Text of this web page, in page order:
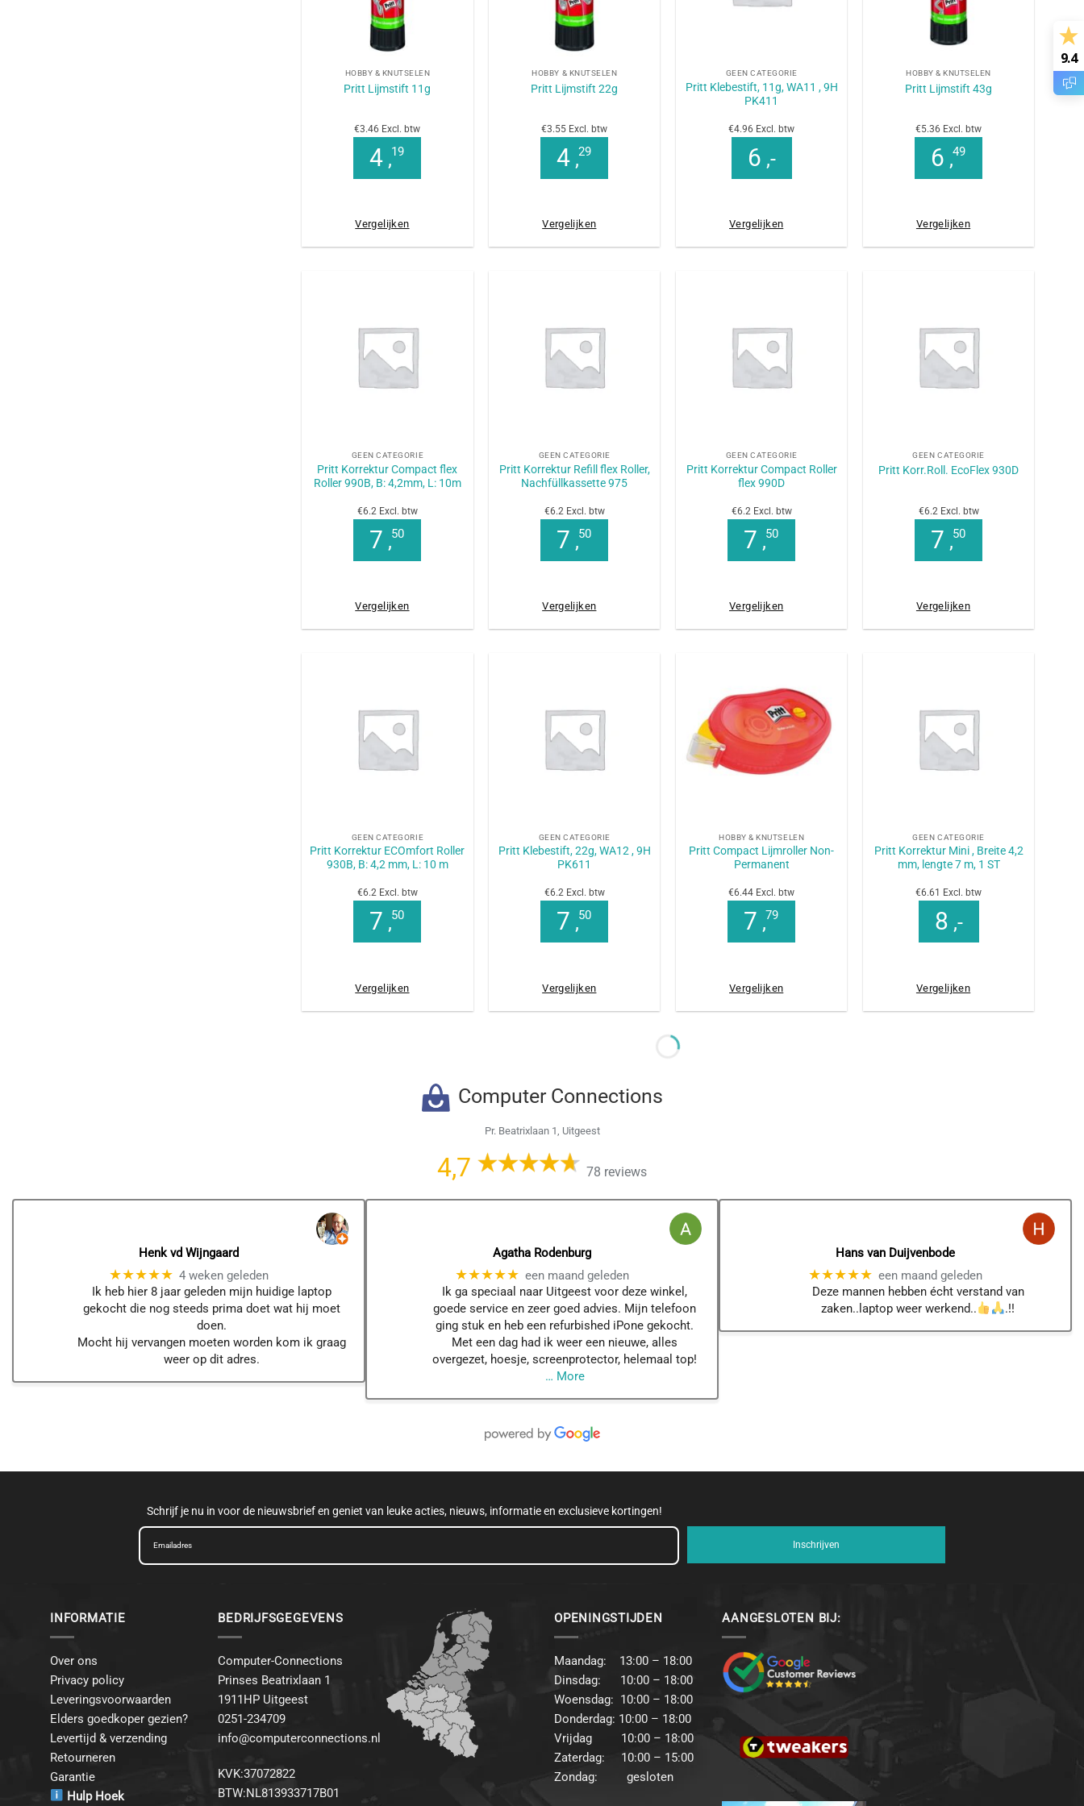
9.4
HOBBY & KNUTSELEN
Pritt Lijmstift 11g
€3.46 Excl. btw
4 ,19
Vergelijken
HOBBY & KNUTSELEN
Pritt Lijmstift 22g
€3.55 Excl. btw
4 ,29
Vergelijken
GEEN CATEGORIE
Pritt Klebestift, 11g, WA11 , 9H
PK411
€4.96 Excl. btw
6 ,-
Vergelijken
HOBBY & KNUTSELEN
Pritt Lijmstift 43g
€5.36 Excl. btw
6 ,49
Vergelijken
GEEN CATEGORIE
Pritt Korrektur Compact flex
Roller 990B, B: 4,2mm, L: 10m
€6.2 Excl. btw
7 ,50
Vergelijken
GEEN CATEGORIE
Pritt Korrektur Refill flex Roller,
Nachfüllkassette 975
€6.2 Excl. btw
7 ,50
Vergelijken
GEEN CATEGORIE
Pritt Korrektur Compact Roller
flex 990D
€6.2 Excl. btw
7 ,50
Vergelijken
GEEN CATEGORIE
Pritt Korr.Roll. EcoFlex 930D
€6.2 Excl. btw
7 ,50
Vergelijken
GEEN CATEGORIE
Pritt Korrektur ECOmfort Roller
930B, B: 4,2 mm, L: 10 m
€6.2 Excl. btw
7 ,50
Vergelijken
GEEN CATEGORIE
Pritt Klebestift, 22g, WA12 , 9H
PK611
€6.2 Excl. btw
7 ,50
Vergelijken
HOBBY & KNUTSELEN
Pritt Compact Lijmroller Non-
Permanent
€6.44 Excl. btw
7 ,79
Vergelijken
GEEN CATEGORIE
Pritt Korrektur Mini , Breite 4,2
mm, lengte 7 m, 1 ST
€6.61 Excl. btw
8 ,-
Vergelijken
Computer Connections
Pr. Beatrixlaan 1, Uitgeest
4,7 78 reviews
Henk vd Wijngaard
★★★★★ 4 weken geleden
Ik heb hier 8 jaar geleden mijn huidige laptop
gekocht die nog steeds prima doet wat hij moet
doen.
Mocht hij vervangen moeten worden kom ik graag
weer op dit adres.
Agatha Rodenburg
★★★★★ een maand geleden
Ik ga speciaal naar Uitgeest voor deze winkel,
goede service en zeer goed advies. Mijn telefoon
ging stuk en heb een refurbished iPone gekocht.
Met een dag had ik weer een nieuwe, alles
overgezet, hoesje, screenprotector, helemaal top!
… More
Hans van Duijvenbode
★★★★★ een maand geleden
Deze mannen hebben écht verstand van
zaken..laptop weer werkend..
.!!
Schrijf je nu in voor de nieuwsbrief en geniet van leuke acties, nieuws, informatie en exclusieve kortingen!
Inschrijven
INFORMATIE
Over ons
Privacy policy
Leveringsvoorwaarden
Elders goedkoper gezien?
Levertijd & verzending
Retourneren
Garantie
Hulp Hoek
BEDRIJFSGEGEVENS
Computer-Connections
Prinses Beatrixlaan 1
1911HP Uitgeest
0251-234709
info@computerconnections.nl
KVK:37072822
BTW:NL813933717B01
OPENINGSTIJDEN
Maandag: 13:00 – 18:00
Dinsdag: 10:00 – 18:00
Woensdag: 10:00 – 18:00
Donderdag: 10:00 – 18:00
Vrijdag 10:00 – 18:00
Zaterdag: 10:00 – 15:00
Zondag: gesloten
AANGESLOTEN BIJ: